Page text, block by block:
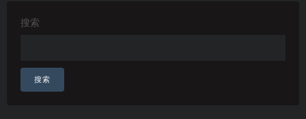
搜索
搜索